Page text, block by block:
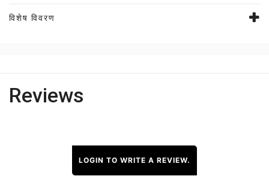
विशेष विवरण
Reviews
LOGIN TO WRITE A REVIEW.